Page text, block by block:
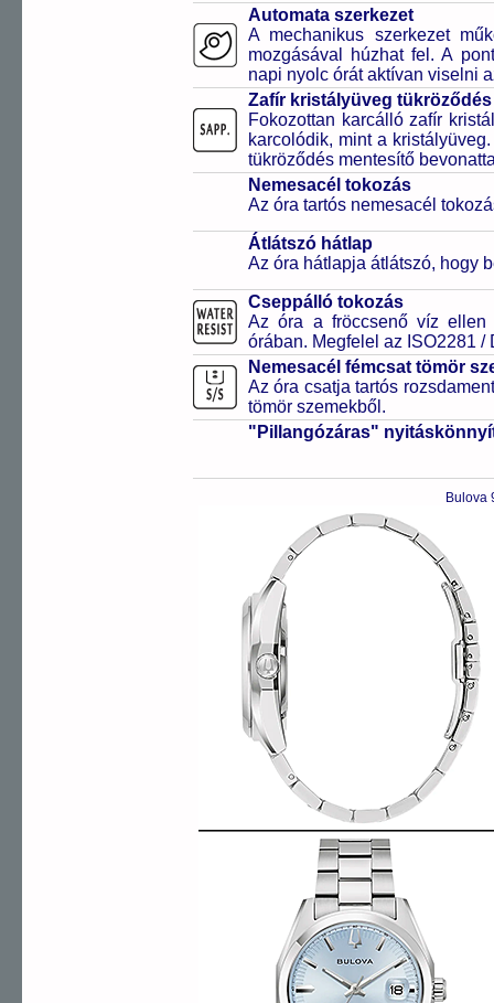
Automata szerkezet
A mechanikus szerkezet
mozgásával húzhat fel. A
napi nyolc órát aktívan viselni
Zafír kristályüveg
Fokozottan karcálló zafír
karcolódik, mint a
tükröződés mentesítő
Nemesacél tokozás
Az óra tartós nemesacél
Átlátszó hátlap
Az óra hátlapja átlátszó, hogy
Cseppálló tokozás
Az óra a fröccsenő víz ellen
órában. Megfelel az ISO2281
Nemesacél fémcsat tömör
Az óra csatja tartós
tömör szemekből.
"Pillangózáras"
Bulova